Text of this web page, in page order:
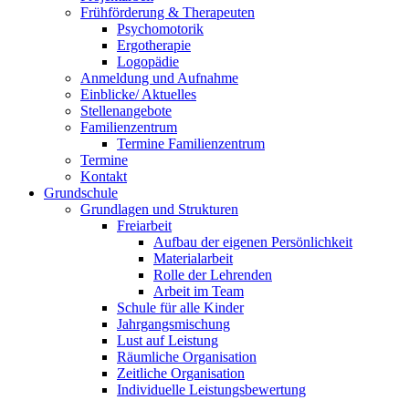
Frühförderung & Therapeuten
Psychomotorik
Ergotherapie
Logopädie
Anmeldung und Aufnahme
Einblicke/ Aktuelles
Stellenangebote
Familienzentrum
Termine Familienzentrum
Termine
Kontakt
Grundschule
Grundlagen und Strukturen
Freiarbeit
Aufbau der eigenen Persönlichkeit
Materialarbeit
Rolle der Lehrenden
Arbeit im Team
Schule für alle Kinder
Jahrgangsmischung
Lust auf Leistung
Räumliche Organisation
Zeitliche Organisation
Individuelle Leistungsbewertung